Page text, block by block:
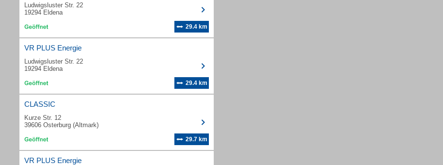
Ludwigsluster Str. 22
19294 Eldena
29.4 km
VR PLUS Energie
Ludwigsluster Str. 22
19294 Eldena
29.4 km
CLASSIC
Kurze Str. 12
39606 Osterburg (Altmark)
29.7 km
VR PLUS Energie